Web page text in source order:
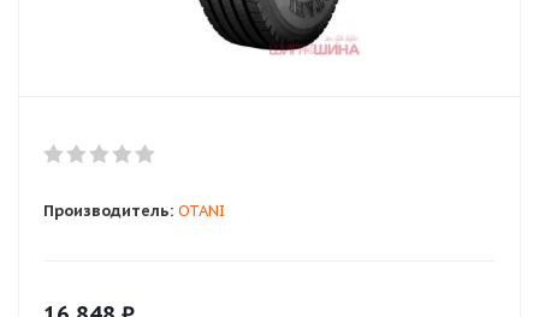
Производитель: OTANI